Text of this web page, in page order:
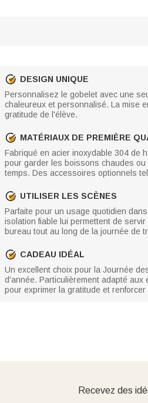
DESIGN UNIQUE
Personnalisez le gobelet avec une
chaleureux et personnalisé. La mise
gratitude de l'élève.
MATÉRIAUX DE PREMIÈRE
Fabriqué en acier inoxydable 304 de
pour garder les boissons chaudes
temps. Des accessoires optionnels
UTILISER LES SCÈNES
Parfaite pour un usage quotidien
isolation fiable lui permettent de
bureau tout au long de la journée de
CADEAU IDÉAL
Un excellent choix pour la Journée
d'année. Particulièrement adapté
pour exprimer la gratitude et
Recevez des